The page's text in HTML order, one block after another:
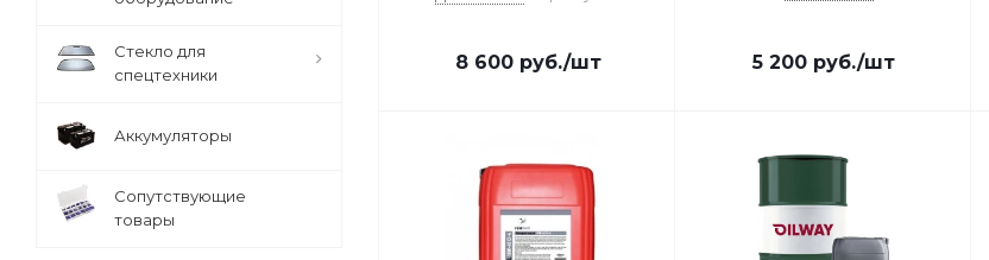
8 600руб./шт 5 200 руб./шт
Стекло для
спецтехники
Аккумуляторы
Сопутствующие
товары